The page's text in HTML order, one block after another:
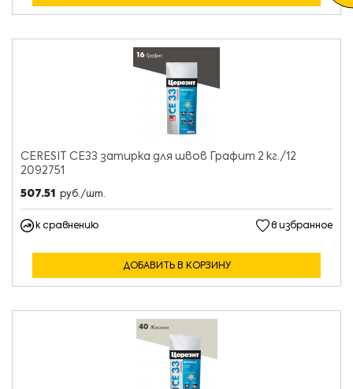
CERESIT CE33 затирка для швов Графит 2 кг./12
2092751
507.51 руб./шт.
к сравнению в избранное
ДОБАВИТЬ В КОРЗИНУ